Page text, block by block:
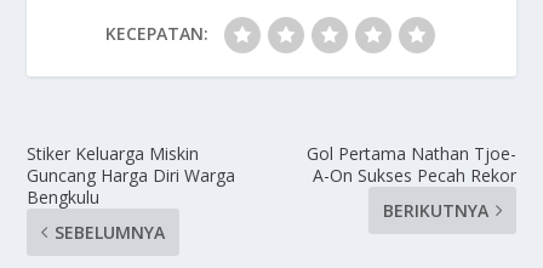
KECEPATAN:
Stiker Keluarga Miskin
Guncang Harga Diri Warga
Bengkulu
SEBELUMNYA
Gol Pertama Nathan Tjoe-
A-On Sukses Pecah Rekor
BERIKUTNYA